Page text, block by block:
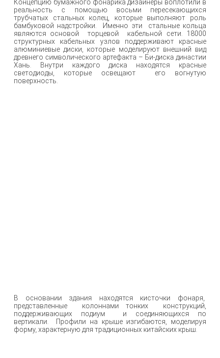
Концепцию бумажного фонарика дизайнеры воплотили в
реальность с помощью восьми пересекающихся
трубчатых стальных колец, которые выполняют роль
бамбуковой надстройки. Именно эти стальные кольца
являются основой торцевой кабельной сети. 18000
структурных кабельных узлов поддерживают красные
алюминиевые диски, которые моделируют внешний вид
древнего символического артефакта – Би-диска династии
Хань. Внутри каждого диска находятся красные
светодиоды, которые освещают его вогнутую
поверхность.
В основании здания находятся кисточки фонаря,
представленные колоннами тонких конструкций,
поддерживающих подиум и соединяющихся по
вертикали. Профили на крыше изгибаются, моделируя
форму, характерную для традиционных китайских крыш.